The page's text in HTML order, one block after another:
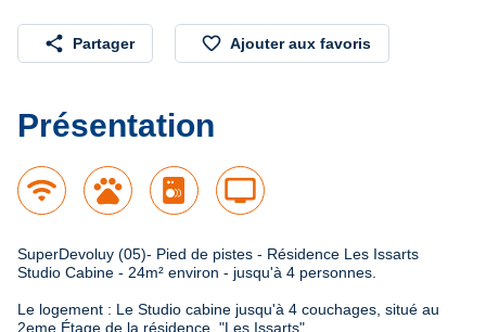
share Partager favorite_border Ajouter aux favoris
Présentation
wifi pets tv
SuperDevoluy (05)- Pied de pistes - Résidence Les Issarts
Studio Cabine - 24m² environ - jusqu'à 4 personnes.
Le logement : Le Studio cabine jusqu'à 4 couchages, situé au
2eme Étage de la résidence  "Les Issarts".